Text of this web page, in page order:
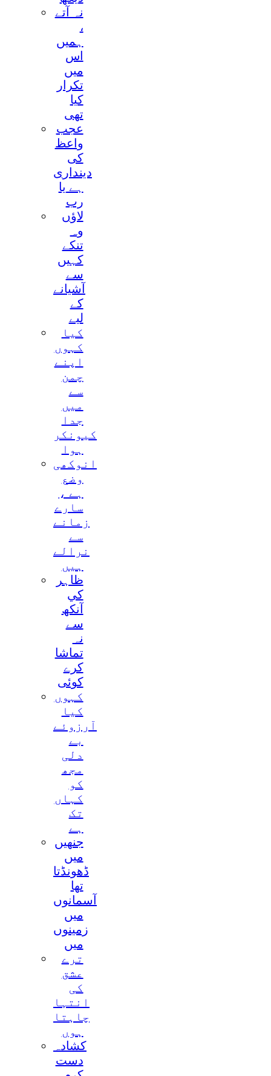
نہ آتے
،
ہميں
اس
ميں
تکرار
کيا
تھی
عجب
واعظ
کی
دينداری
ہے يا
رب
لاؤں
وہ
تنکے
کہيں
سے
آشيانے
کے
ليے
کيا
کہوں
اپنے
چمن
سے
ميں
جدا
کيونکر
ہوا
انوکھی
وضع
ہے ،
سارے
زمانے
سے
نرالے
ہيں
ظاہر
کي
آنکھ
سے
نہ
تماشا
کرے
کوئی
کہوں
کيا
آرزوئے
بے
دلی
مجھ
کو
کہاں
تک
ہے
جنھيں
ميں
ڈھونڈتا
تھا
آسمانوں
ميں
زمينوں
ميں
ترے
عشق
کی
انتہا
چاہتا
ہوں
کشادہ
دست